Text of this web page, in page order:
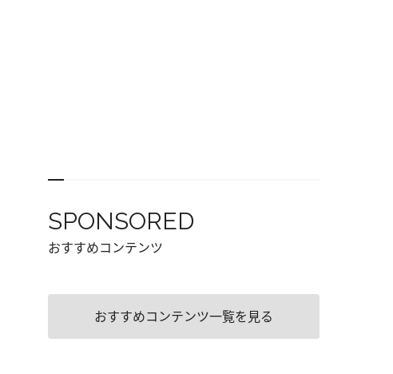
SPONSORED
おすすめコンテンツ
おすすめコンテンツ一覧を見る